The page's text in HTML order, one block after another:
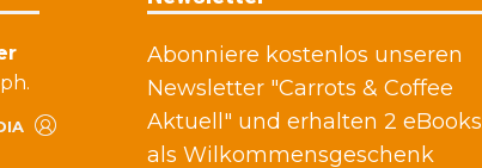
Abonniere kostenlos unseren
Newsletter "Carrots & Coffee
Aktuell" und erhalten 2 eBooks
als Wilkommensgeschenk